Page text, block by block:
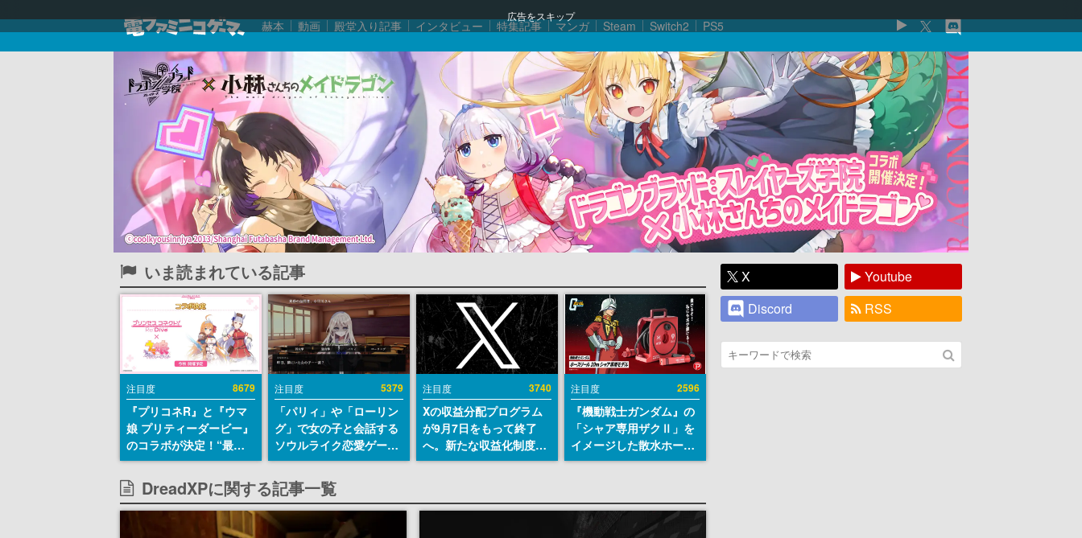
広告をスキップ
赫本 動画 殿堂入り記事 インタビュー 特集記事 マンガ Steam Switch2 PS5
いま読まれている記事
注目度 8679
『プリコネR』と『ウマ
娘 プリティーダービー』
のコラボが決定！“最大
170連無料”の8.5周年キ
ャンペーンなども発表
注目度 5379
「パリィ」や「ローリン
グ」で女の子と会話する
ソウルライク恋愛ゲーム
『小早川さんはソウルラ
イク』無料公開。返事に
失敗すると「YOU
DIED」
注目度 3740
Xの収益分配プログラム
が9月7日をもって終了
へ。新たな収益化制度
「Original Content
注目度 2596
『機動戦士ガンダム』の
「シャア専用ザクⅡ」を
イメージした散水ホース
リールが予約開始。本体
エンブレム、型式番号な
どを配置
DreadXPに関する記事一覧
X
Youtube
Discord
RSS